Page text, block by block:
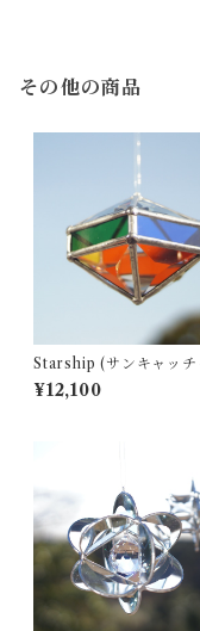
その他の商品
Starship (サンキャッチャー
・ ウォータープリズム)
¥12,100